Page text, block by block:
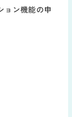
ョン機能の申